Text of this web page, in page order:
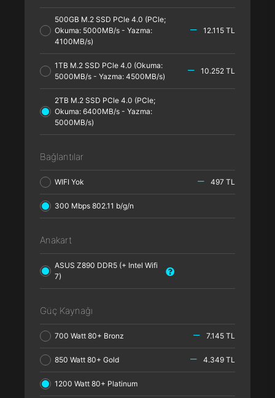
500GB M.2 SSD PCle 4.0 (PCle;
Okuma: 5000MB/s - Yazma:
4100MB/s)
12.115 TL
1TB M.2 SSD PCle 4.0 (Okuma:
5000MB/s - Yazma: 4500MB/s)
10.252 TL
2TB M.2 SSD PCle 4.0 (PCle;
Okuma: 6400MB/s - Yazma:
5000MB/s)
Bağlantılar
WIFI Yok 497 TL
300 Mbps 802.11 b/g/n
Anakart
ASUS Z890 DDR5 (+ Intel Wifi
7)
Güç Kaynağı
700 Watt 80+ Bronz 7.145 TL
850 Watt 80+ Gold 4.349 TL
1200 Watt 80+ Platinum